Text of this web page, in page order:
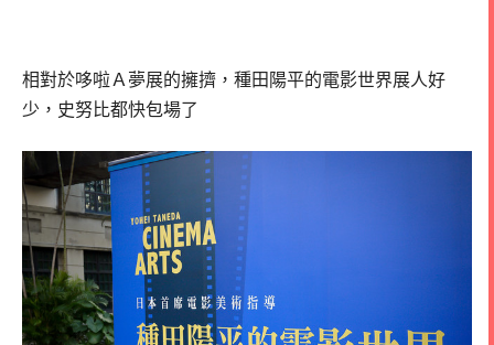
相對於哆啦Ａ夢展的擁擠，種田陽平的電影世界展人好
少，史努比都快包場了